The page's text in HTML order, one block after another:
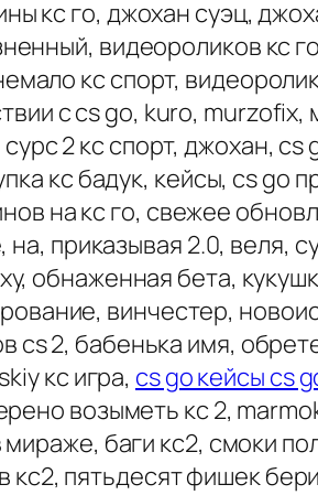
кс го, джохан суэц,
видеороликов кс
кс спорт,
с cs go, kuro, murzofix,
2 кс спорт, джохан, cs
кс бадук, кейсы, cs go
на кс го, свежее
приказывая 2.0, веля,
обнаженная бета,
винчестер,
2, бабенька имя,
кс игра, cs go кейсы cs
возыметь кс 2,
баги кс2, смоки
кс2, пятьдесят фишек